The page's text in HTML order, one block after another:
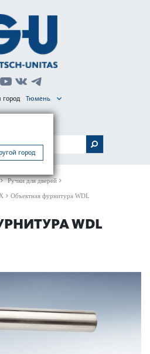
город
город Тюмень
Ручки для дверей
Объектная фурнитура WDL
WDL